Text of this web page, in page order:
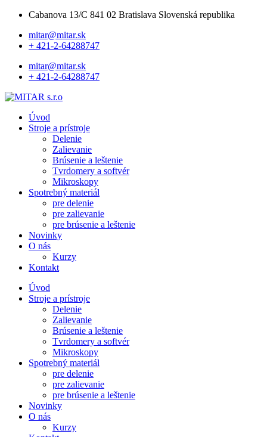
Cabanova 13/C 841 02 Bratislava Slovenská republika
mitar@mitar.sk
+ 421-2-64288747
mitar@mitar.sk
+ 421-2-64288747
Úvod
Stroje a prístroje
Delenie
Zalievanie
Brúsenie a leštenie
Tvrdomery a softvér
Mikroskopy
Spotrebný materiál
pre delenie
pre zalievanie
pre brúsenie a leštenie
Novinky
O nás
Kurzy
Kontakt
Úvod
Stroje a prístroje
Delenie
Zalievanie
Brúsenie a leštenie
Tvrdomery a softvér
Mikroskopy
Spotrebný materiál
pre delenie
pre zalievanie
pre brúsenie a leštenie
Novinky
O nás
Kurzy